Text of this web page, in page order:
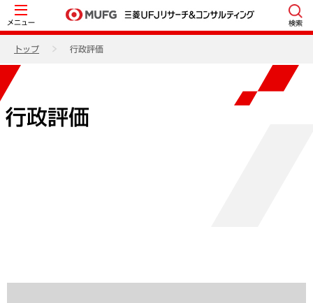
メニュー 検索
トップ 行政評価
行政評価